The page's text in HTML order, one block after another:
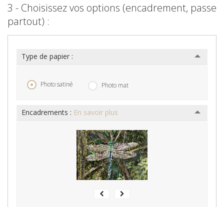
3 - Choisissez vos options (encadrement, passe
partout) :
Type de papier :
Photo satiné Photo mat
Encadrements : En savoir plus